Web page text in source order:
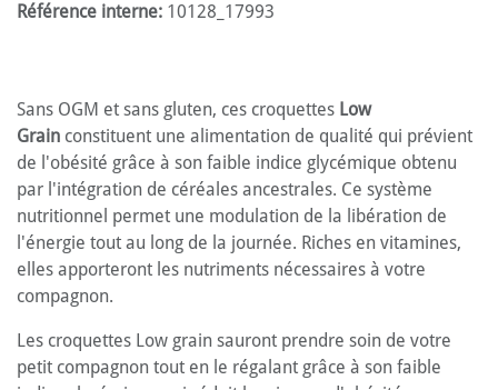
Référence interne: 10128_17993
Sans OGM et sans gluten, ces croquettes Low
Grain constituent une alimentation de qualité qui prévient
de l'obésité grâce à son faible indice glycémique obtenu
par l'intégration de céréales ancestrales. Ce système
nutritionnel permet une modulation de la libération de
l'énergie tout au long de la journée. Riches en vitamines,
elles apporteront les nutriments nécessaires à votre
compagnon.
Les croquettes Low grain sauront prendre soin de votre
petit compagnon tout en le régalant grâce à son faible